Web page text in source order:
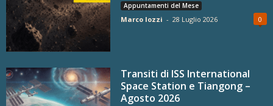
Appuntamenti del Mese
Marco Iozzi - 28 Luglio 2026 0
Transiti di ISS International
Space Station e Tiangong –
Agosto 2026